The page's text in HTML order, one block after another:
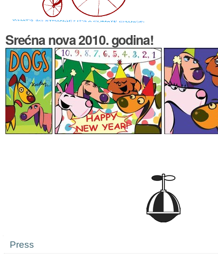
Srećna nova 2010. godina!
Press